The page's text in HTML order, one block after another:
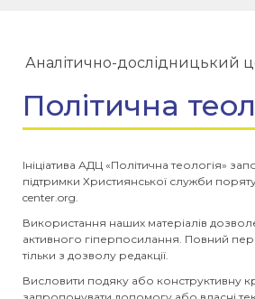
Аналітично-дослідницький
Політична
Ініціатива АДЦ «Політична теологія»
підтримки Християнської служби
center.org.
Використання наших матеріалів
активного гіперпосилання. Повний
тільки з дозволу редакції.
Висловити подяку або конструктивну